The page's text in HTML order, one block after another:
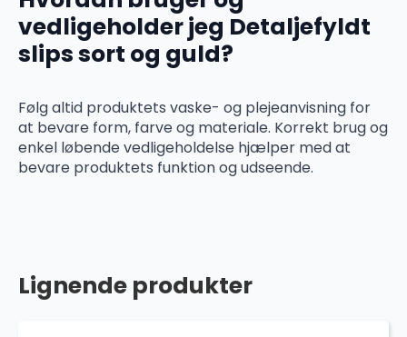
vedligeholder jeg Detaljefyldt
slips sort og guld?
Følg altid produktets vaske- og plejeanvisning for
at bevare form, farve og materiale. Korrekt brug og
enkel løbende vedligeholdelse hjælper med at
bevare produktets funktion og udseende.
Lignende produkter